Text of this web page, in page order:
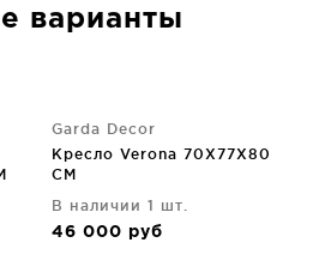
варианты
Garda Decor
Кресло Verona 70X77X80
CM
В наличии 1 шт.
46 000 руб